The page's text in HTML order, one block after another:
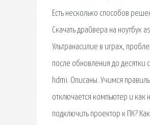
Есть несколько способов
Скачать драйвера на ноутбук
Ультранасилие в играх,
после обновления до
hdmi. Описаны. Учимся
отключается компьютер и как
подключить проектор к ПК?